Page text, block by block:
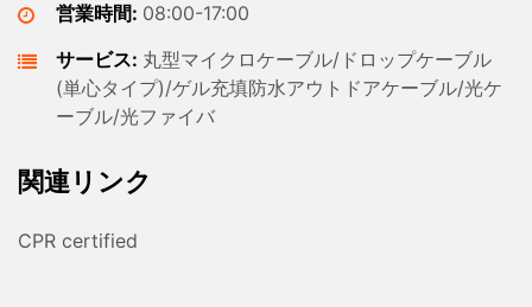
営業時間: 08:00-17:00
サービス: 丸型マイクロケーブル/ドロップケーブル
(単心タイプ)/ゲル充填防水アウトドアケーブル/光ケ
ーブル/光ファイバ
関連リンク
CPR certified